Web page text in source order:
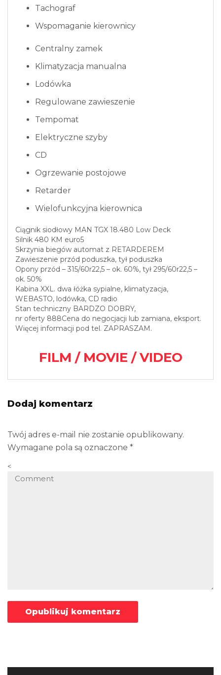
Tachograf
Wspomaganie kierownicy
Centralny zamek
Klimatyzacja manualna
Lodówka
Regulowane zawieszenie
Tempomat
Elektryczne szyby
CD
Ogrzewanie postojowe
Retarder
Wielofunkcyjna kierownica
Ciągnik siodłowy MAN TGX 18.480 Low Deck
Silnik 480 KM euro5
Skrzynia biegów automat z RETARDEREM
Zawieszenie przód poduszka, tył poduszka
Opony przód – 315/60r22,5 – ok. 60%, tył 295/60r22,5 –
ok. 50%
Kabina XXL. dwa łóżka sypialne, klimatyzacja,
WEBASTO, lodówka, CD radio
Stan techniczny BARDZO DOBRY,
nr oferty 888Cena do negocjacji lub zamiana, eksport.
Więcej informacji pod tel. ZAPRASZAM.
FILM / MOVIE / VIDEO
Dodaj komentarz
Twój adres e-mail nie zostanie opublikowany.
Wymagane pola są oznaczone *
<